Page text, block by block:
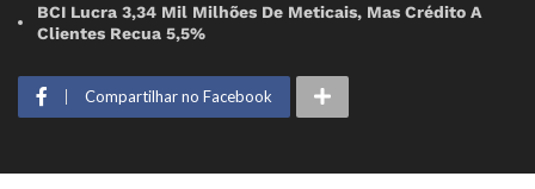
BCI Lucra 3,34 Mil Milhões De Meticais, Mas Crédito A
Clientes Recua 5,5%
Compartilhar no Facebook